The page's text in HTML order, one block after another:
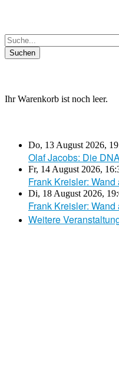
Ihr Warenkorb ist noch leer.
Do, 13 August 2026,
Olaf Jacobs: Die
Fr, 14 August 2026,
Frank Kreisler:
Di, 18 August 2026,
Frank Kreisler:
Weitere